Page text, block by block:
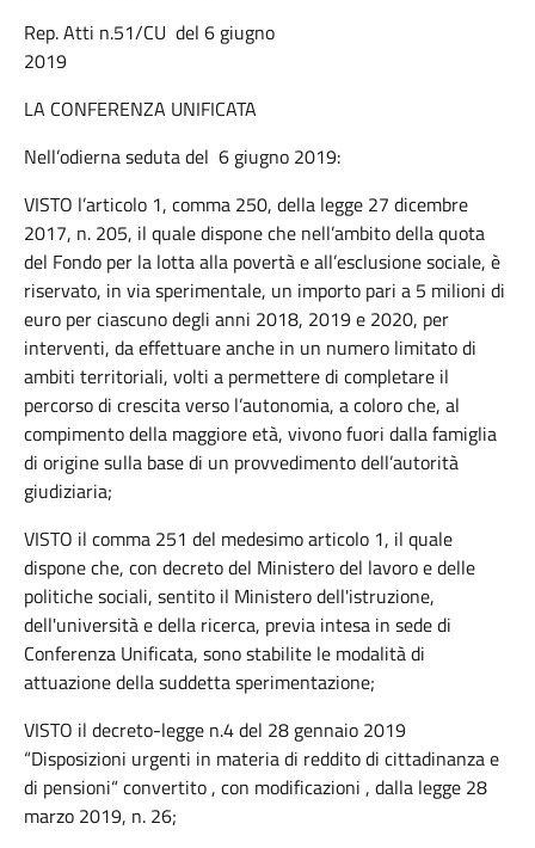
Rep. Atti n.51/CU del 6 giugno
2019
LA CONFERENZA UNIFICATA
Nell’odierna seduta del 6 giugno 2019:
VISTO l’articolo 1, comma 250, della legge 27 dicembre
2017, n. 205, il quale dispone che nell’ambito della quota
del Fondo per la lotta alla povertà e all’esclusione sociale, è
riservato, in via sperimentale, un importo pari a 5 milioni di
euro per ciascuno degli anni 2018, 2019 e 2020, per
interventi, da effettuare anche in un numero limitato di
ambiti territoriali, volti a permettere di completare il
percorso di crescita verso l’autonomia, a coloro che, al
compimento della maggiore età, vivono fuori dalla famiglia
di origine sulla base di un provvedimento dell’autorità
giudiziaria;
VISTO il comma 251 del medesimo articolo 1, il quale
dispone che, con decreto del Ministero del lavoro e delle
politiche sociali, sentito il Ministero dell'istruzione,
dell'università e della ricerca, previa intesa in sede di
Conferenza Unificata, sono stabilite le modalità di
attuazione della suddetta sperimentazione;
VISTO il decreto-legge n.4 del 28 gennaio 2019
“Disposizioni urgenti in materia di reddito di cittadinanza e
di pensioni“ convertito , con modificazioni , dalla legge 28
marzo 2019, n. 26;